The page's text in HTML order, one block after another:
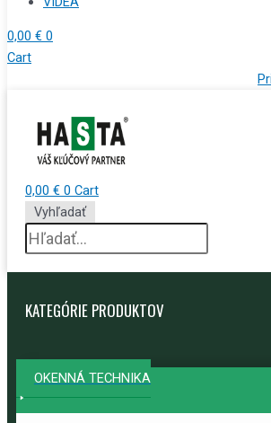
0,00 € 0
Cart
0,00 € 0 Cart
Vyhľadať
KATEGÓRIE PRODUKTOV
OKENNÁ TECHNIKA